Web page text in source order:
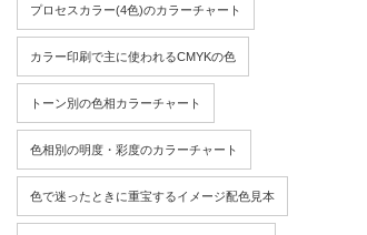
プロセスカラー(4色)のカラーチャート
カラー印刷で主に使われるCMYKの色
トーン別の色相カラーチャート
色相別の明度・彩度のカラーチャート
色で迷ったときに重宝するイメージ配色見本